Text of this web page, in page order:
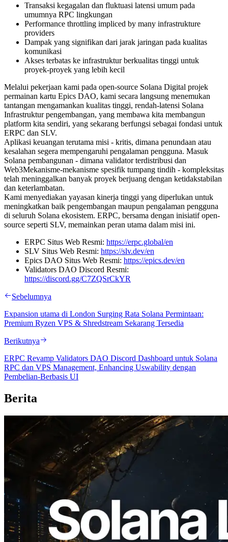
Transaksi kegagalan dan fluktuasi latensi umum pada
umumnya RPC lingkungan
Performance throttling impliced by many infrastrukture
providers
Dampak yang signifikan dari jarak jaringan pada kualitas
komunikasi
Akses terbatas ke infrastruktur berkualitas tinggi untuk
proyek-proyek yang lebih kecil
Melalui pekerjaan kami pada open-source Solana Digital projek
permainan kartu Epics DAO, kami secara langsung menemukan
tantangan mengamankan kualitas tinggi, rendah-latensi Solana
Infrastruktur pengembangan, yang membawa kita membangun
platform kita sendiri, yang sekarang berfungsi sebagai fondasi untuk
ERPC dan SLV.
Aplikasi keuangan terutama misi - kritis, dimana penundaan atau
kesalahan segera mempengaruhi pengalaman pengguna. Masuk
Solana pembangunan - dimana validator terdistribusi dan
Web3Mekanisme-mekanisme spesifik tumpang tindih - kompleksitas
telah meninggalkan banyak proyek berjuang dengan ketidakstabilan
dan keterlambatan.
Kami menyediakan yayasan kinerja tinggi yang diperlukan untuk
meningkatkan baik pengembangan maupun pengalaman pengguna
di seluruh Solana ekosistem. ERPC, bersama dengan inisiatif open-
source seperti SLV, memainkan peran utama dalam misi ini.
ERPC Situs Web Resmi: https://erpc.global/en
SLV Situs Web Resmi: https://slv.dev/en
Epics DAO Situs Web Resmi: https://epics.dev/en
Validators DAO Discord Resmi:
https://discord.gg/C7ZQSrCkYR
Sebelumnya
Expansion utama di London Surging Rata Solana Permintaan:
Premium Ryzen VPS & Shredstream Sekarang Tersedia
Berikutnya
ERPC Revamp Validators DAO Discord Dashboard untuk Solana
RPC dan VPS Management, Enhancing Uswability dengan
Pembelian-Berbasis UI
Berita
2026.08.05